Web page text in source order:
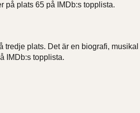
på plats 65 på IMDb:s topplista.
plats. Det är en biografi, musikal
IMDb:s topplista.